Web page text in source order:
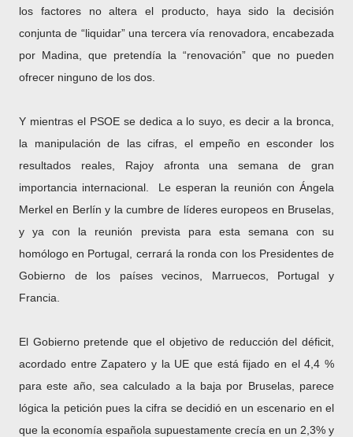
los factores no altera el producto, haya sido la decisión
conjunta de “liquidar” una tercera vía renovadora, encabezada
por Madina, que pretendía la “renovación” que no pueden
ofrecer ninguno de los dos.
Y mientras el PSOE se dedica a lo suyo, es decir a la bronca,
la manipulación de las cifras, el empeño en esconder los
resultados reales, Rajoy afronta una semana de gran
importancia internacional.
Le esperan la reunión con Ángela
Merkel en Berlín y la cumbre de líderes europeos en Bruselas,
y ya con la reunión prevista para esta semana con su
homólogo en Portugal, cerrará la ronda con los Presidentes de
Gobierno de los países vecinos, Marruecos, Portugal y
Francia.
El Gobierno pretende que el objetivo de reducción del déficit,
acordado entre Zapatero y la UE que está fijado en el 4,4 %
para este año, sea calculado a la baja por Bruselas, parece
lógica la petición pues la cifra se decidió en un escenario en el
que la economía española supuestamente crecía en un 2,3% y